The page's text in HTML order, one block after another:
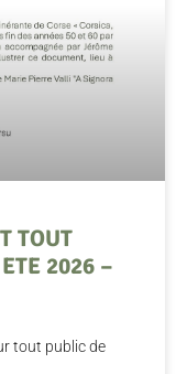
TOUT
2026 –
tout public de